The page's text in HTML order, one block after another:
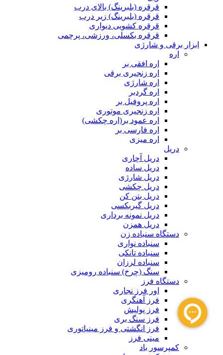
قرقره (بلبرینگ) بالای درب
قرقره (بلبرینگ) زیر درب
قرقره کشویی دیواری
قرقره بکسلی، ورزشی، پرچمی
ابزار برقی و شارژی
اره
اره افقی بر
اره زنجیری برقی
اره شارژی
اره گردبر
اره پروفیل بر
اره زنجیری موتوری
اره عمود بر(اره چکشی)
اره فارسی بر
اره میزی
دریل
دریل آچاری
دریل ساده
دریل شارژی
دریل چکشی
دریل بتن کن
دریل گیربکسی
دریل نمونه برداری
دریل همزن
دستگاه سنباده زن
سنباده نواری
سنباده تانکی
سنباده لرزان
سنگ (چرخ) سنباده رومیزی
دستگاه فرز
اور فرز نجاری
فرز آهنگری
فرز پولیش
فرز سنگ بری
فرز انگشتی و فرز مینیاتوری
مینی فرز
کمپرسور باد